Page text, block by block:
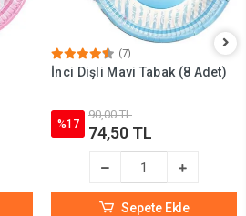
(7)
İnci Dişli Mavi Tabak (8 Adet)
%17
90,00 TL
74,50 TL
Sepete Ekle